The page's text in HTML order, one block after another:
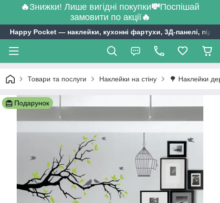
🔥Знижки! Лише вигідні покупки💸Поспішай
замовити по акції🔥
Happy Pocket ― наклейки, кухонні фартухи, 3Д-панелі,
Товари та послуги Наклейки на стіну 🌳 Наклейки
Подарунок